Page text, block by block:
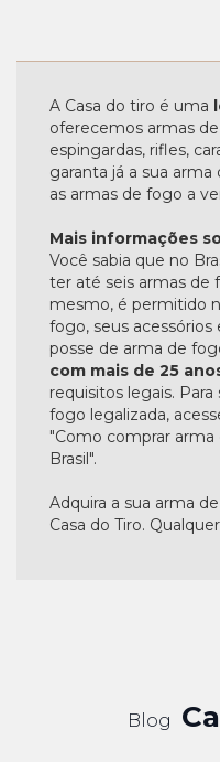
A Casa do tiro é uma
oferecemos armas
espingardas, rifles,
garanta já a sua
as armas de fogo a
Mais informações
Você sabia que no
ter até seis armas de
mesmo, é permitido
fogo, seus acessórios
posse de arma de
com mais de 25
requisitos legais.
fogo legalizada,
"Como comprar
Brasil".
Adquira a sua arma
Casa do Tiro.
Blog